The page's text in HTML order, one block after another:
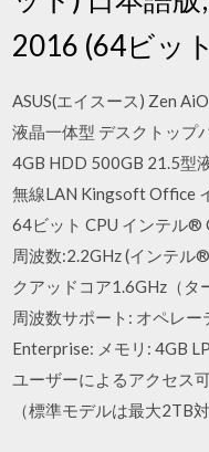
2016 (64ビッ
ASUS(エイスース) Zen
液晶一体型 デスクトップ
4GB HDD 500GB 21.5型
無線LAN Kingsoft Office
64ビット CPU インテル
周波数:2.2GHz (インテル
クアッドコア1.6GHz（タ
周波数サポート: オペレ
Enterprise: メモリ: 4GB
ユーザーによるアクセス
（標準モデルは最大2TB